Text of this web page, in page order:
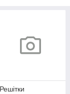
Решітки